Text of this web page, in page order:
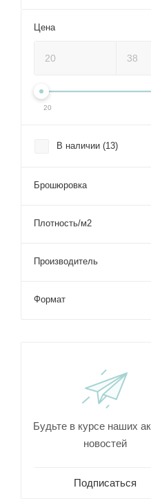
Цена
20
В наличии (13)
Брошюровка
Плотность/м2
Производитель
Формат
Будьте в курсе наших
новостей
Подписаться